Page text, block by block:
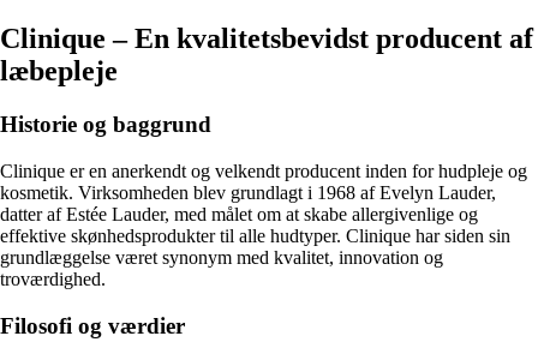
Clinique – En kvalitetsbevidst producent af
læbepleje
Historie og baggrund
Clinique er en anerkendt og velkendt producent inden for hudpleje og
kosmetik. Virksomheden blev grundlagt i 1968 af Evelyn Lauder,
datter af Estée Lauder, med målet om at skabe allergivenlige og
effektive skønhedsprodukter til alle hudtyper. Clinique har siden sin
grundlæggelse været synonym med kvalitet, innovation og
troværdighed.
Filosofi og værdier